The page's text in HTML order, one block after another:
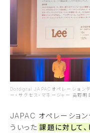
Dotdigital JAPACオペレーションデ
ー・サクセス・マネージャー 高野明
JAPAC オペレーション
ういった 課題に対して